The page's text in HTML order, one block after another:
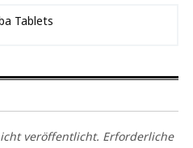
Tablets
veröffentlicht. Erforderliche